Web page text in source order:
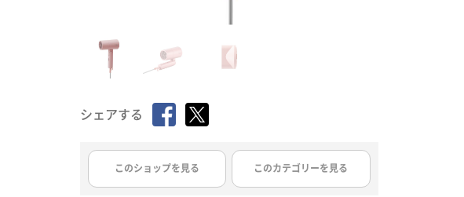
シェアする
このショップを見る このカテゴリーを見る